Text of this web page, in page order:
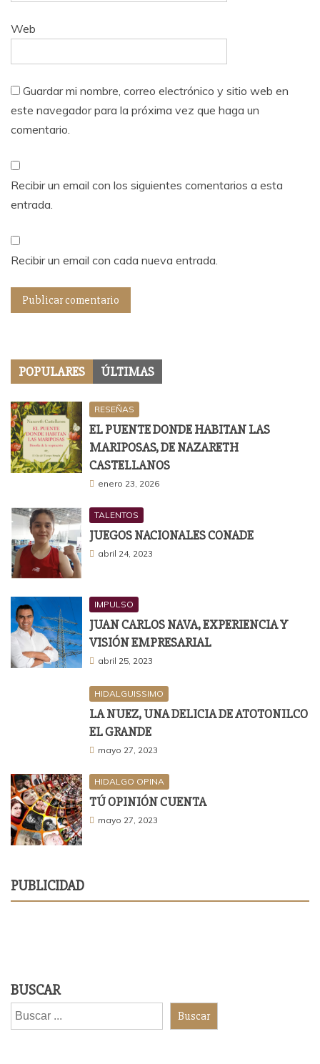
Web
Guardar mi nombre, correo electrónico y sitio web en
este navegador para la próxima vez que haga un
comentario.
Recibir un email con los siguientes comentarios a esta
entrada.
Recibir un email con cada nueva entrada.
POPULARES ÚLTIMAS
RESEÑAS
EL PUENTE DONDE HABITAN LAS
MARIPOSAS, DE NAZARETH
CASTELLANOS
enero 23, 2026
TALENTOS
JUEGOS NACIONALES CONADE
abril 24, 2023
IMPULSO
JUAN CARLOS NAVA, EXPERIENCIA Y
VISIÓN EMPRESARIAL
abril 25, 2023
HIDALGUISSIMO
LA NUEZ, UNA DELICIA DE ATOTONILCO
EL GRANDE
mayo 27, 2023
HIDALGO OPINA
TÚ OPINIÓN CUENTA
mayo 27, 2023
PUBLICIDAD
BUSCAR
Buscar